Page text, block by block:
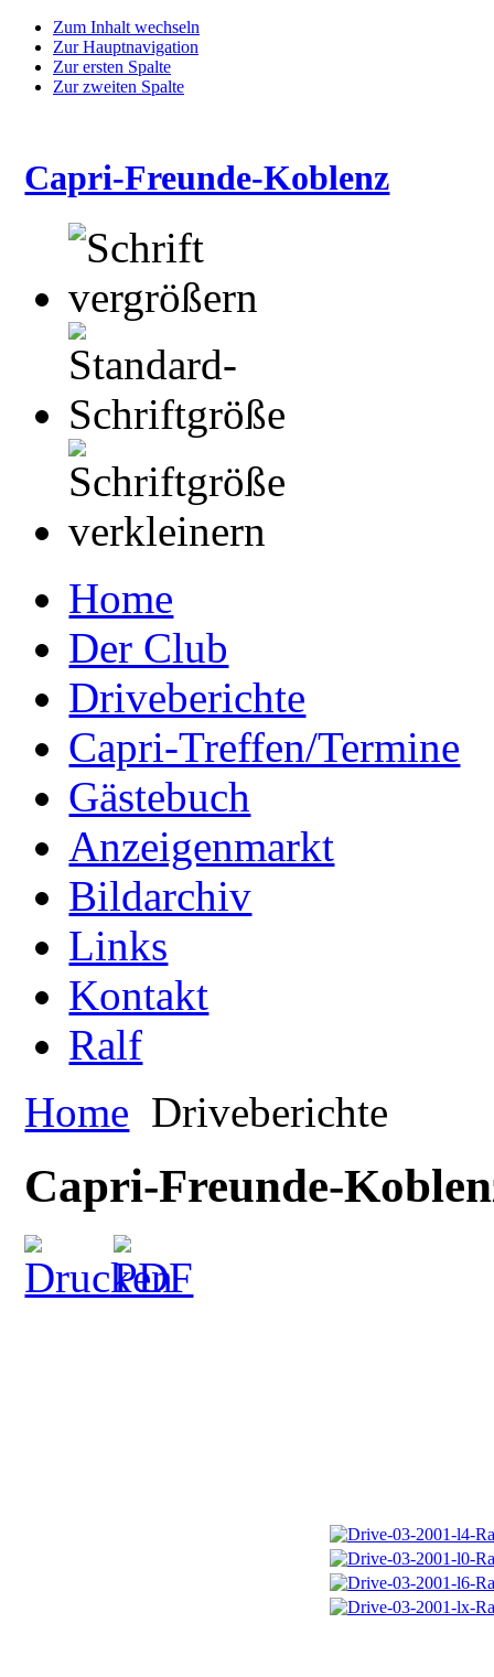
Zum Inhalt wechseln
Zur Hauptnavigation
Zur ersten Spalte
Zur zweiten Spalte
Capri-Freunde-Koblenz
Home
Der Club
Driveberichte
Capri-Treffen/Termine
Gästebuch
Anzeigenmarkt
Bildarchiv
Links
Kontakt
Ralf
Home Driveberichte
Capri-Freunde-